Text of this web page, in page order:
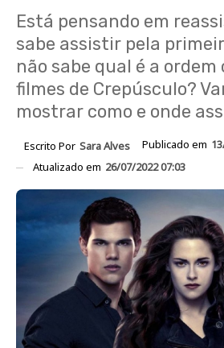
Está pensando em
sabe assistir pela
não sabe qual é a ordem
filmes de Crepúsculo?
mostrar como e onde
Escrito Por Sara Alves Publicado em
Atualizado em 26/07/2022 07:03